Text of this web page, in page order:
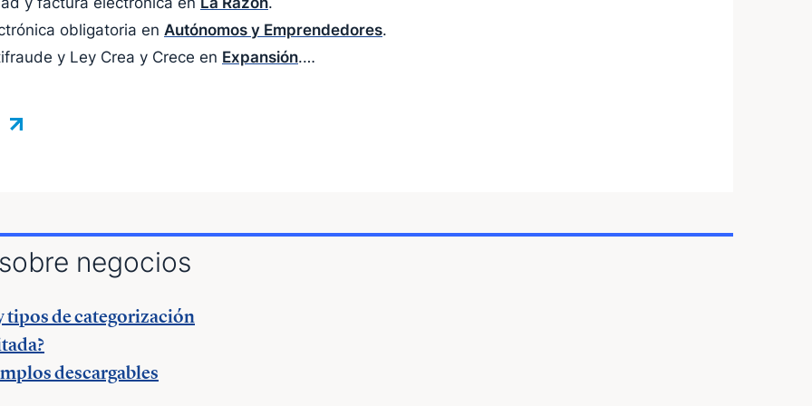
obligatoria en Autónomos y Emprendedores.
y Ley Crea y Crece en Expansión.
y Ley Crea y Crece en
obligatoria en
emprender de
El Método Gallardo
negocios
tipos de categorización
descargables